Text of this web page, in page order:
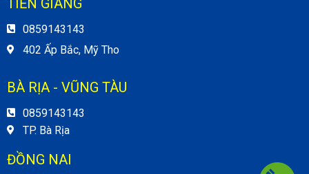
0859143143
402 Ấp Bắc, Mỹ Tho
BÀ RỊA - VŨNG TÀU
0859143143
TP. Bà Rịa
ĐỒNG NAI